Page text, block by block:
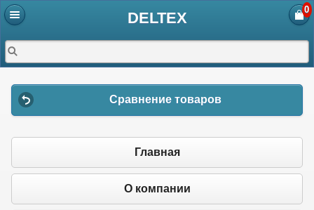
DELTEX 0
Сравнение товаров
Главная
О компании